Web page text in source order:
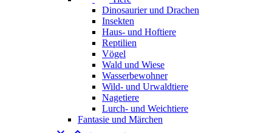
Dinosaurier und Drachen
Insekten
Haus- und Hoftiere
Reptilien
Vögel
Wald und Wiese
Wasserbewohner
Wild- und Urwaldtiere
Nagetiere
Lurch- und Weichtiere
Fantasie und Märchen